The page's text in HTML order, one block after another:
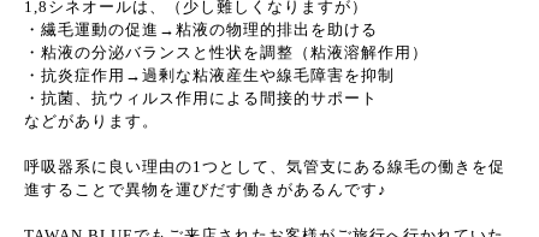
1,8シネオールは、（少し難しくなりますが）
・繊毛運動の促進→粘液の物理的排出を助ける
・粘液の分泌バランスと性状を調整（粘液溶解作用）
・抗炎症作用→過剰な粘液産生や線毛障害を抑制
・抗菌、抗ウィルス作用による間接的サポート
などがあります。
呼吸器系に良い理由の1つとして、気管支にある線毛の働きを促
進することで異物を運びだす働きがあるんです♪